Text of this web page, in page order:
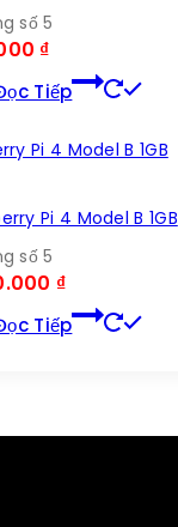
số 5
₫
Tiếp
Pi 4 Model B 1GB
số 5
₫
Tiếp